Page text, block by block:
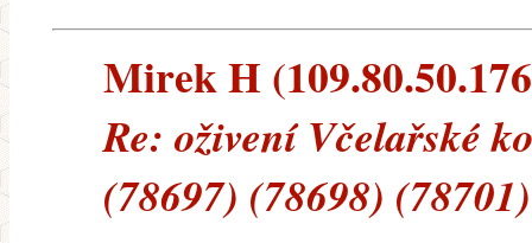
Mirek H
Re: oživení Včelařské
(78697) (78698)